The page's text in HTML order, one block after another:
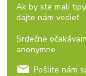
Ak by ste mali
dajte nám vedieť.
Srdečne
anonymne.
Pošlite nám